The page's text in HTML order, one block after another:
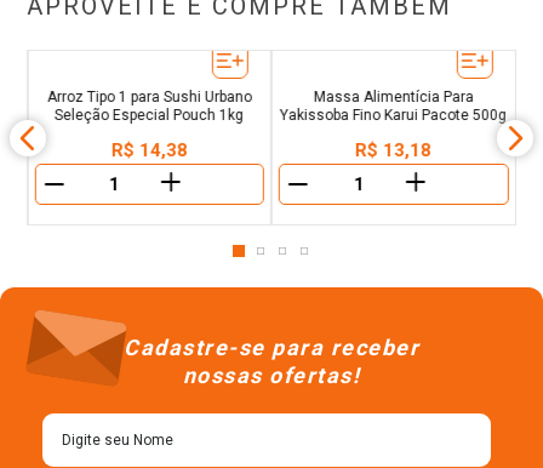
APROVEITE E COMPRE TAMBÉM
Arroz Tipo 1 para Sushi Urbano
Seleção Especial Pouch 1kg
R$ 14 38
－
R$ 13
－